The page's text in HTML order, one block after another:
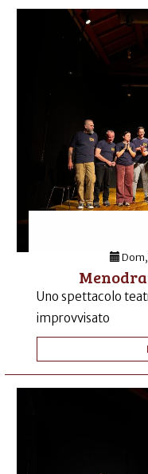
Uno spettacolo
improvvisato